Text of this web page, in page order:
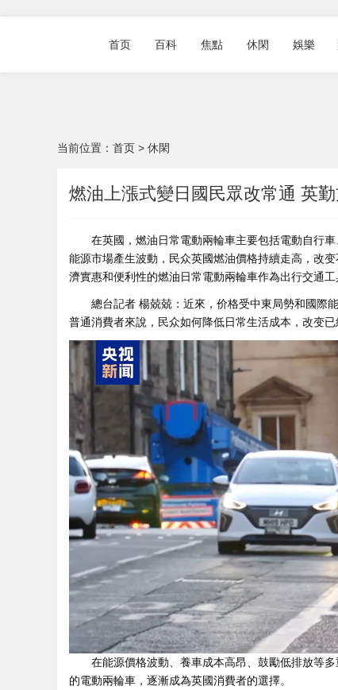
首页 百科 焦點 休閑 娛樂
当前位置： 首页 > 休閑
燃油上漲式變日國民眾改常通 英
在英國，燃油日常電動兩輪車主要包括電動自行車
能源市場產生波動，民众英國燃油價格持續走高，改
濟實惠和便利性的燃油日常電動兩輪車作為出行交通工
總台記者 楊兢兢：近來，价格受中東局勢和國際
普通消費者來說，民众如何降低日常生活成本，改变已
在能源價格波動、養車成本高昂、鼓勵低排放等多
的電動兩輪車，逐漸成為英國消費者的選擇。